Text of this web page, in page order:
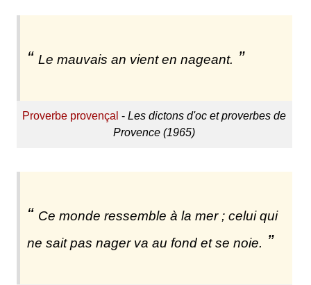
Le mauvais an vient en nageant.
Proverbe provençal -Les dictons d'oc et proverbes de
Provence (1965)
Ce monde ressemble à la mer ; celui qui
ne sait pas nager va au fond et se noie.